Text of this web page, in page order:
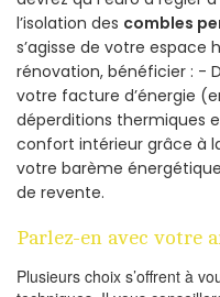
l’isolation des combles
s’agisse de votre espace
rénovation, bénéficier : -
votre facture d’énergie
déperditions thermiques
confort intérieur grâce à
votre barème
de revente.
Parlez-en avec votre
Plusieurs choix s’offrent à